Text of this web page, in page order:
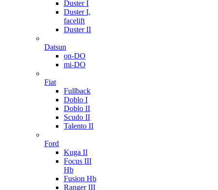
Duster I
Duster I,
facelift
Duster II
Datsun
on-DO
mi-DO
Fiat
Fullback
Doblo I
Doblo II
Scudo II
Talento II
Ford
Kuga II
Focus III
Hb
Fusion Hb
Ranger III